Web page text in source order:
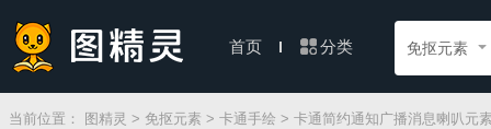
首页 分类 免抠元素
当前位置： 图精灵 > 免抠元素 > 卡通手绘 > 卡通简约通知广播消息喇叭元